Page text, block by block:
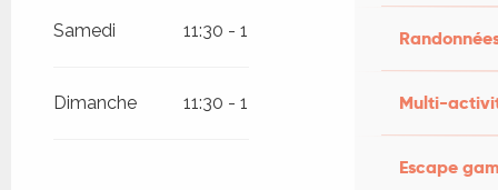
Multi-
Escape
Samedi 11:30 - 14:00 18:30 - 22:00
Dimanche 11:30 - 14:00 18:30 - 22:00